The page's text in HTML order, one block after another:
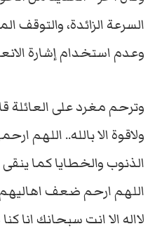
السرعة الزائدة، والتوقف
وعدم استخدام إشارة
وترحم مغرد على العائلة
ولاقوة الا بالله.. اللهم
الذنوب والخطايا كما
اللهم ارحم ضعف
لااله الا انت سبحانك انا